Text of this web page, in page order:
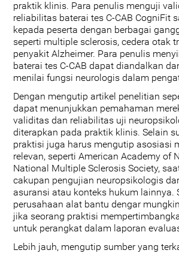
praktik klinis. Para penulis menguji
reliabilitas baterai tes C-CAB CogniFit
kepada peserta dengan berbagai
seperti multiple sclerosis, cedera otak
penyakit Alzheimer. Para penulis
baterai tes C-CAB dapat diandalkan
menilai fungsi neurologis dalam
Dengan mengutip artikel penelitian
dapat menunjukkan pemahaman
validitas dan reliabilitas uji
diterapkan pada praktik klinis. Selain
praktisi juga harus mengutip asosiasi
relevan, seperti American Academy of
National Multiple Sclerosis Society,
cakupan pengujian neuropsikologis
asuransi atau konteks hukum lainnya.
perusahaan alat bantu dengar
jika seorang praktisi
untuk perangkat dalam laporan
Lebih jauh, mengutip sumber yang